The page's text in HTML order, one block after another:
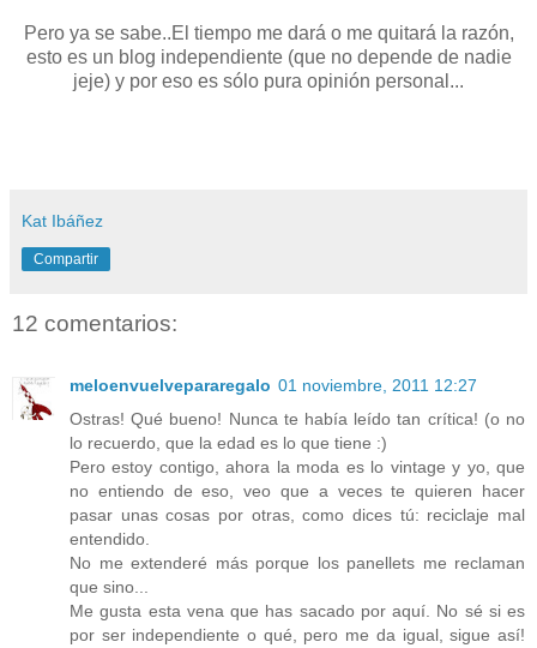
Pero ya se sabe..El tiempo me dará o me quitará la razón,
esto es un blog independiente (que no depende de nadie
jeje) y por eso es sólo pura opinión personal...
Kat Ibáñez
Compartir
12 comentarios:
meloenvuelvepararegalo 01 noviembre, 2011 12:27
Ostras! Qué bueno! Nunca te había leído tan crítica! (o no
lo recuerdo, que la edad es lo que tiene :)
Pero estoy contigo, ahora la moda es lo vintage y yo, que
no entiendo de eso, veo que a veces te quieren hacer
pasar unas cosas por otras, como dices tú: reciclaje mal
entendido.
No me extenderé más porque los panellets me reclaman
que sino...
Me gusta esta vena que has sacado por aquí. No sé si es
por ser independiente o qué, pero me da igual, sigue así!